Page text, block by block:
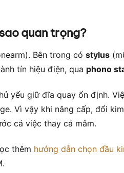
quan trọng?
Bên trong có stylus
tín hiệu điện, qua phono
yếu giữ đĩa quay ổn định.
Vì vậy khi nâng cấp, đổi
cả việc thay cả mâm.
thêm hướng dẫn chọn đầu